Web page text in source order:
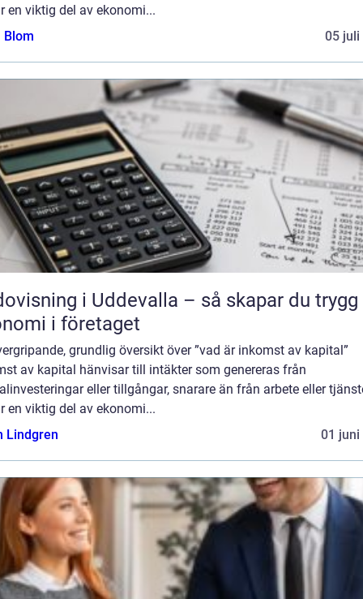
en viktig del av ekonomi...
Blom
05 juli
i Uddevalla – så skapar du trygg
i företaget
grundlig översikt över ”vad är inkomst av kapital”
av kapital hänvisar till intäkter som genereras från
eller tillgångar, snarare än från arbete eller
en viktig del av ekonomi...
Lindgren
01 juni